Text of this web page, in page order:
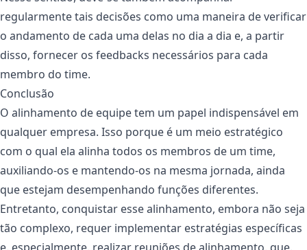
regularmente tais decisões como uma maneira de verificar
o andamento de cada uma delas no dia a dia e, a partir
disso, fornecer os feedbacks necessários para cada
membro do time.
Conclusão
O alinhamento de equipe tem um papel indispensável em
qualquer empresa. Isso porque é um meio estratégico
com o qual ela alinha todos os membros de um time,
auxiliando-os e mantendo-os na mesma jornada, ainda
que estejam desempenhando funções diferentes.
Entretanto, conquistar esse alinhamento, embora não seja
tão complexo, requer implementar estratégias específicas